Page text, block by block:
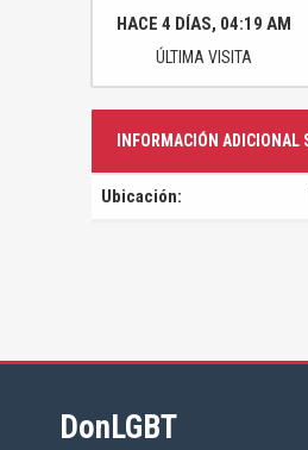
HACE 4 DÍAS, 04:19 AM
ÚLTIMA VISITA
INFORMACIÓN ADICIONAL
Ubicación:
DonLGBT